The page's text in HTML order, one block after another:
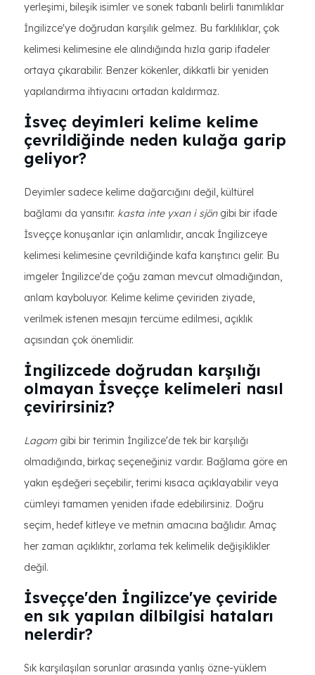
yerleşimi, bileşik isimler ve sonek tabanlı belirli tanımlıklar
İngilizce'ye doğrudan karşılık gelmez. Bu farklılıklar, çok
kelimesi kelimesine ele alındığında hızla garip ifadeler
ortaya çıkarabilir. Benzer kökenler, dikkatli bir yeniden
yapılandırma ihtiyacını ortadan kaldırmaz.
İsveç deyimleri kelime kelime
çevrildiğinde neden kulağa garip
geliyor?
Deyimler sadece kelime dağarcığını değil, kültürel
bağlamı da yansıtır. kasta inte yxan i sjöngibi bir ifade
İsveççe konuşanlar için anlamlıdır, ancak İngilizceye
kelimesi kelimesine çevrildiğinde kafa karıştırıcı gelir. Bu
imgeler İngilizce'de çoğu zaman mevcut olmadığından,
anlam kayboluyor. Kelime kelime çeviriden ziyade,
verilmek istenen mesajın tercüme edilmesi, açıklık
açısından çok önemlidir.
İngilizcede doğrudan karşılığı
olmayan İsveççe kelimeleri nasıl
çevirirsiniz?
Lagom gibi bir terimin İngilizce'de tek bir karşılığı
olmadığında, birkaç seçeneğiniz vardır. Bağlama göre en
yakın eşdeğeri seçebilir, terimi kısaca açıklayabilir veya
cümleyi tamamen yeniden ifade edebilirsiniz. Doğru
seçim, hedef kitleye ve metnin amacına bağlıdır. Amaç
her zaman açıklıktır, zorlama tek kelimelik değişiklikler
değil.
İsveççe'den İngilizce'ye çeviride
en sık yapılan dilbilgisi hataları
nelerdir?
Sık karşılaşılan sorunlar arasında yanlış özne-yüklem